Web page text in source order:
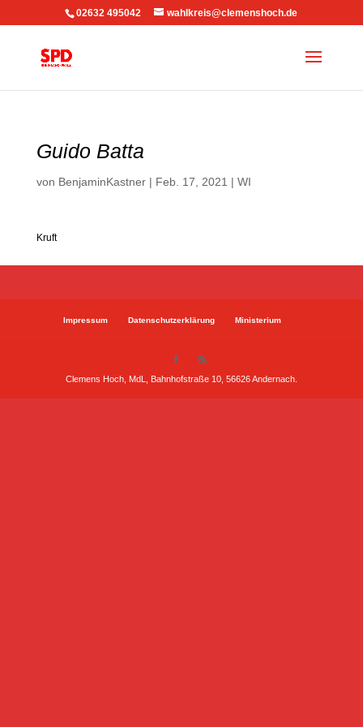
02632 495042 wahlkreis@clemenshoch.de
Guido Batta
von BenjaminKastner| Feb. 17, 2021 | WI
Kruft
Impressum Datenschutzerklärung Ministerium
Clemens Hoch, MdL, Bahnhofstraße 10, 56626 Andernach.